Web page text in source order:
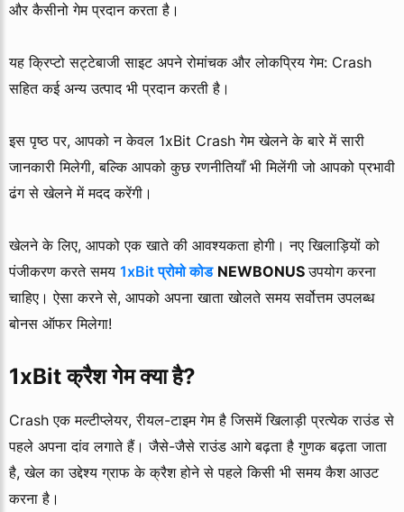
और कैसीनो गेम प्रदान करता है।
यह क्रिप्टो सट्टेबाजी साइट अपने रोमांचक और लोकप्रिय गेम: Crash
सहित कई अन्य उत्पाद भी प्रदान करती है।
इस पृष्ठ पर, आपको न केवल 1xBit Crash गेम खेलने के बारे में सारी
जानकारी मिलेगी, बल्कि आपको कुछ रणनीतियाँ भी मिलेंगी जो आपको प्रभावी
ढंग से खेलने में मदद करेंगी।
खेलने के लिए, आपको एक खाते की आवश्यकता होगी। नए खिलाड़ियों को
पंजीकरण करते समय 1xBit प्रोमो कोड NEWBONUSउपयोग करना
चाहिए। ऐसा करने से, आपको अपना खाता खोलते समय सर्वोत्तम उपलब्ध
बोनस ऑफर मिलेगा!
1xBit क्रैश गेम क्या है?
Crash एक मल्टीप्लेयर, रीयल-टाइम गेम है जिसमें खिलाड़ी प्रत्येक राउंड से
पहले अपना दांव लगाते हैं। जैसे-जैसे राउंड आगे बढ़ता है गुणक बढ़ता जाता
है, खेल का उद्देश्य ग्राफ के क्रैश होने से पहले किसी भी समय कैश आउट
करना है।